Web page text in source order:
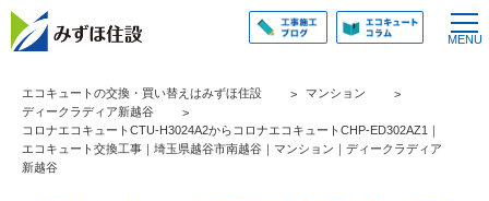
エコキュートの交換・買い替えはみずほ住設
マンション
ディークラディア新越谷
コロナエコキュートCTU-H3024A2からコロナエコキュートCHP-ED302AZ1｜
エコキュート交換工事｜埼玉県越谷市南越谷｜マンション｜ディークラディア
新越谷